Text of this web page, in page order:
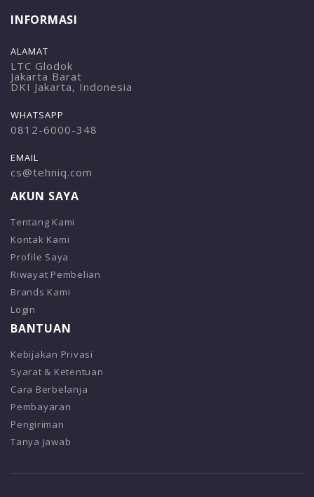
INFORMASI
ALAMAT
LTC Glodok
Jakarta Barat
DKI Jakarta, Indonesia
WHATSAPP
0812-6000-348
EMAIL
cs@tehniq.com
AKUN SAYA
Tentang Kami
Kontak Kami
Profile Saya
Riwayat Pembelian
Brands Kami
Login
BANTUAN
Kebijakan Privasi
Syarat & Ketentuan
Cara Berbelanja
Pembayaran
Pengiriman
Tanya Jawab